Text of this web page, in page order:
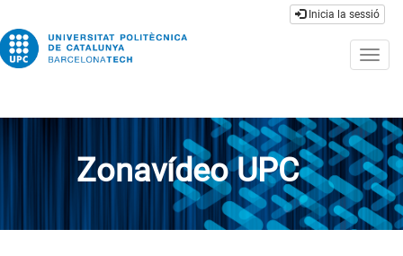
Inicia la sessió
Zonavídeo UPC